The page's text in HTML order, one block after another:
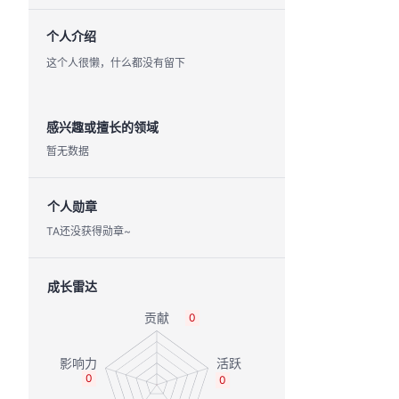
个人介绍
这个人很懒，什么都没有留下
感兴趣或擅长的领域
暂无数据
个人勋章
TA还没获得勋章~
成长雷达
0
0
0